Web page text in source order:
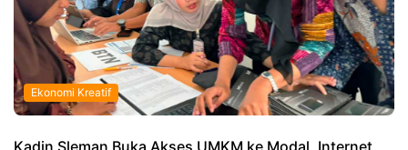
Ekonomi Kreatif